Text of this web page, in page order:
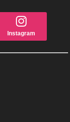
Instagram